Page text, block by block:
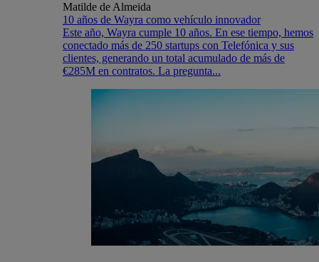
Matilde de Almeida
10 años de Wayra como vehículo innovador
Este año, Wayra cumple 10 años. En ese tiempo, hemos
conectado más de 250 startups con Telefónica y sus
clientes, generando un total acumulado de más de
€285M en contratos. La pregunta...